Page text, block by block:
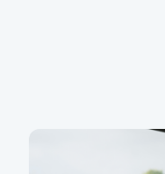
Víte, kde